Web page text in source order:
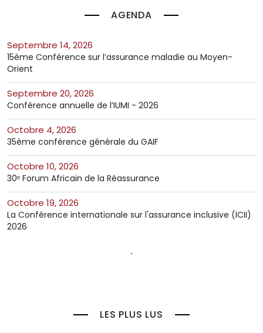
AGENDA
septembre 14, 2026
15ème Conférence sur l’assurance maladie au Moyen-
Orient
septembre 20, 2026
Conférence annuelle de l’IUMI - 2026
octobre 4, 2026
35ème conférence générale du GAIF
octobre 10, 2026
30ᵉ Forum Africain de la Réassurance
octobre 19, 2026
La Conférence internationale sur l'assurance inclusive (ICII)
2026
LES PLUS LUS